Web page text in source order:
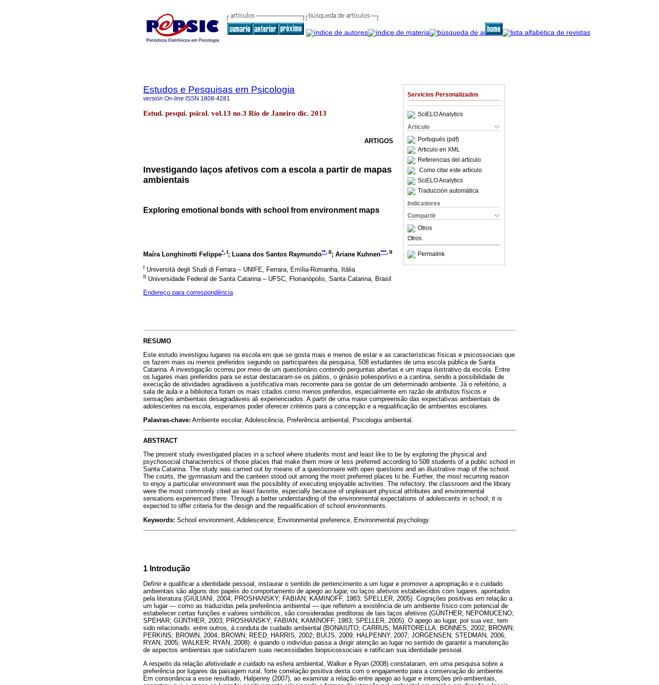
Servicios Personalizados
SciELO Analytics
Articulo
Portugués (pdf)
Articulo en XML
Referencias del artículo
Como citar este artículo
SciELO Analytics
Traducción automática
Indicadores
Compartir
Otros
Otros
Permalink
Estudos e Pesquisas em Psicologia
versión On-line ISSN 1808-4281
Estud. pesqui. psicol. vol.13 no.3 Rio de Janeiro dic. 2013
ARTIGOS
Investigando laços afetivos com a escola a partir de mapas
ambientais
Exploring emotional bonds with school from environment maps
Maíra Longhinotti Felippe*, I; Luana dos Santos Raymundo**, II; Ariane Kuhnen***, II
I Università degli Studi di Ferrara – UNIFE, Ferrara, Emília-Romanha, Itália
II Universidade Federal de Santa Catarina – UFSC, Florianópolis, Santa Catarina, Brasil
Endereço para correspondência
RESUMO
Este estudo investigou lugares na escola em que se gosta mais e menos de estar e as características físicas e psicossociais que
os fazem mais ou menos preferidos segundo os participantes da pesquisa, 508 estudantes de uma escola pública de Santa
Catarina. A investigação ocorreu por meio de um questionário contendo perguntas abertas e um mapa ilustrativo da escola. Entre
os lugares mais preferidos para se estar destacaram-se os pátios, o ginásio poliesportivo e a cantina, sendo a possibilidade de
execução de atividades agradáveis a justificativa mais recorrente para se gostar de um determinado ambiente. Já o refeitório, a
sala de aula e a biblioteca foram os mais citados como menos preferidos, especialmente em razão de atributos físicos e
sensações ambientais desagradáveis ali experienciados. A partir de uma maior compreensão das expectativas ambientais de
adolescentes na escola, esperamos poder oferecer critérios para a concepção e a requalificação de ambientes escolares.
Palavras-chave: Ambiente escolar, Adolescência, Preferência ambiental, Psicologia ambiental.
ABSTRACT
The present study investigated places in a school where students most and least like to be by exploring the physical and
psychosocial characteristics of those places that make them more or less preferred according to 508 students of a public school in
Santa Catarina. The study was carried out by means of a questionnaire with open questions and an illustrative map of the school.
The courts, the gymnasium and the canteen stood out among the most preferred places to be. Further, the most recurring reason
to enjoy a particular environment was the possibility of executing enjoyable activities. The refectory, the classroom and the library
were the most commonly cited as least favorite, especially because of unpleasant physical attributes and environmental
sensations experienced there. Through a better understanding of the environmental expectations of adolescents in school, it is
expected to offer criteria for the design and the requalification of school environments.
Keywords: School environment, Adolescence, Environmental preference, Environmental psychology.
1 Introdução
Definir e qualificar a identidade pessoal, instaurar o sentido de pertencimento a um lugar e promover a apropriação e o cuidado
ambientais são alguns dos papéis do comportamento de apego ao lugar, ou laços afetivos estabelecidos com lugares, apontados
pela literatura (GIULIANI, 2004; PROSHANSKY; FABIAN; KAMINOFF, 1983; SPELLER, 2005). Cognições positivas em relação a
um lugar ― como as traduzidas pela preferência ambiental ― que refletem a existência de um ambiente físico com potencial de
estabelecer certas funções e valores simbólicos, são consideradas preditoras de tais laços afetivos (GÜNTHER; NEPOMUCENO;
SPEHAR; GÜNTHER, 2003; PROSHANSKY; FABIAN; KAMINOFF, 1983; SPELLER, 2005). O apego ao lugar, por sua vez, tem
sido relacionado, entre outros, à conduta de cuidado ambiental (BONAIUTO; CARRUS; MARTORELLA; BONNES, 2002; BROWN;
PERKINS; BROWN, 2004; BROWN; REED; HARRIS, 2002; BUIJS, 2009; HALPENNY, 2007; JORGENSEN; STEDMAN, 2006;
RYAN, 2005; WALKER; RYAN, 2008): é quando o indivíduo passa a dirigir atenção ao lugar no sentido de garantir a manutenção
de aspectos ambientais que satisfazem suas necessidades biopsicossociais e ratificam sua identidade pessoal.
A respeito da relação afetividade e cuidado na esfera ambiental, Walker e Ryan (2008) constataram, em uma pesquisa sobre a
preferência por lugares da paisagem rural, forte correlação positiva desta com o engajamento para a conservação do ambiente.
Em consonância a esse resultado, Halpenny (2007), ao examinar a relação entre apego ao lugar e intenções pró-ambientais,